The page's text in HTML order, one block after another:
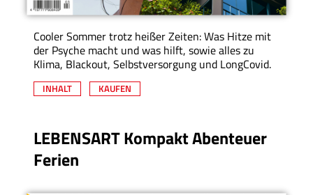
Cooler Sommer trotz heißer Zeiten: Was Hitze mit
der Psyche macht und was hilft, sowie alles zu
Klima, Blackout, Selbstversorgung und LongCovid.
INHALT KAUFEN
LEBENSART Kompakt Abenteuer
Ferien